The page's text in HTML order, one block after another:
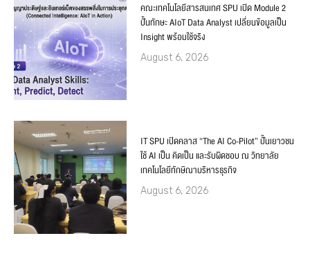
คณะเทคโนโลยีสารสนเทศ SPU เปิด Module 2
ปั้นทักษะ AIoT Data Analyst เปลี่ยนข้อมูลเป็น
Insight พร้อมใช้จริง
August 6, 2026
IT SPU เปิดคลาส “The AI Co-Pilot” ปั้นเยาวชน
ใช้ AI เป็น คิดเป็น และรับผิดชอบ ณ วิทยาลัย
เทคโนโลยีทักษิณาบริหารธุรกิจ
August 6, 2026